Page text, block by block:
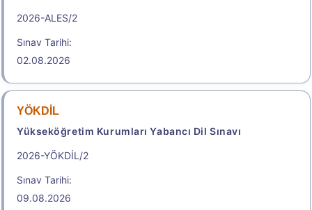
2026-ALES/2
Sınav Tarihi:
02.08.2026
YÖKDİL
Yükseköğretim Kurumları Yabancı Dil Sınavı
2026-YÖKDİL/2
Sınav Tarihi:
09.08.2026